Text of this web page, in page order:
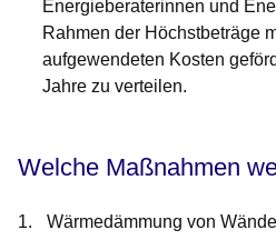
Energieberaterinnen und
Rahmen der Höchstbeträge
aufgewendeten Kosten
Jahre zu verteilen.
Welche Maßnahmen
Wärmedämmung von